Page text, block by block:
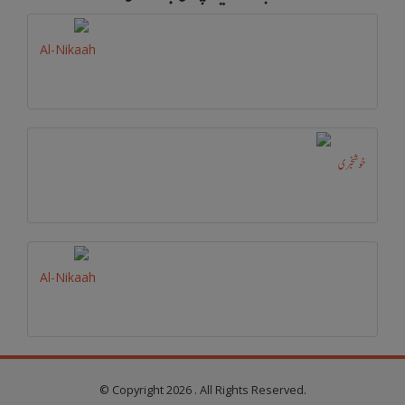
Al-Nikaah
خوشخبری
Al-Nikaah
© Copyright 2026 . All Rights Reserved.